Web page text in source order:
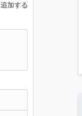
追加する